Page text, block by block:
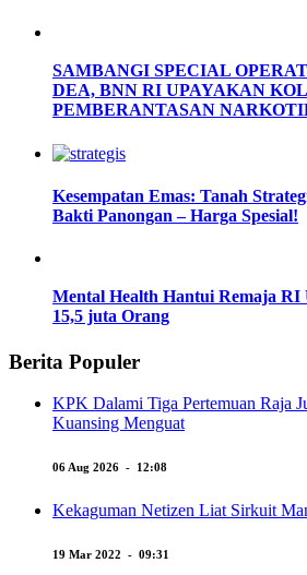
SAMBANGI SPECIAL
DEA, BNN RI UPAYAKAN
PEMBERANTASAN
Kesempatan Emas: Tanah
Bakti Panongan – Harga Spesial!
Mental Health Hantui Remaja RI
15,5 juta Orang
Berita Populer
KPK Dalami Tiga Pertemuan Raja
Kuansing Menguat
06 Aug 2026 - 12:08
Kekaguman Netizen Liat Sirkuit
19 Mar 2022 - 09:31